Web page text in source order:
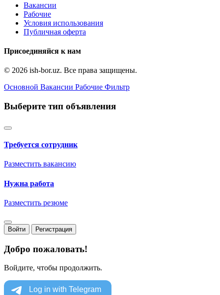
Вакансии
Рабочие
Условия использования
Публичная оферта
Присоединяйся к нам
© 2026 ish-bor.uz. Все права защищены.
Основной Вакансии Рабочие Фильтр
Выберите тип объявления
Требуется сотрудник
Разместить вакансию
Нужна работа
Разместить резюме
Войти Регистрация
Добро пожаловать!
Войдите, чтобы продолжить.